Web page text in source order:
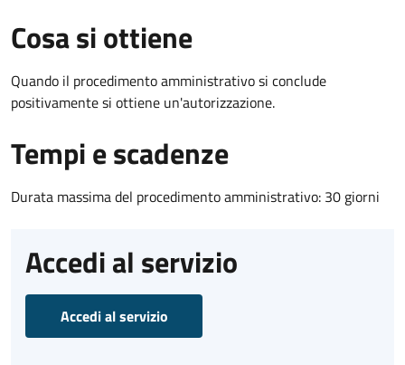
Cosa si ottiene
Quando il procedimento amministrativo si conclude
positivamente si ottiene un'autorizzazione.
Tempi e scadenze
Durata massima del procedimento amministrativo: 30 giorni
Accedi al servizio
Accedi al servizio